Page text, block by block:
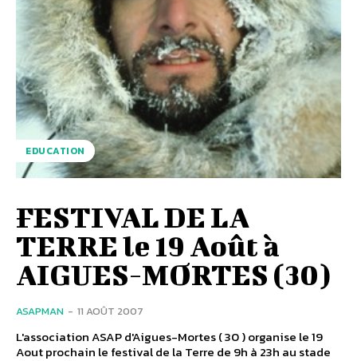
EDUCATION
FESTIVAL DE LA
TERRE le 19 Août à
AIGUES-MORTES (30)
ASAPMAN - 11 AOÛT 2007
L'association ASAP d'Aigues-Mortes ( 30 ) organise le 19
Aout prochain le festival de la Terre de 9h à 23h au stade